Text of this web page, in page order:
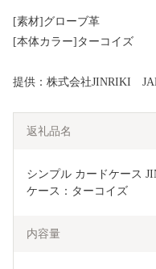
[素材]グローブ革
[本体カラー]ターコイズ
提供：株式会社JINRIKI
返礼品名
シンプル カードケース
ケース：ターコイズ
内容量